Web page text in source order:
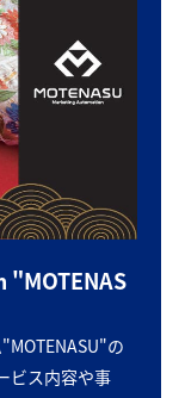
の
ビス内容や事